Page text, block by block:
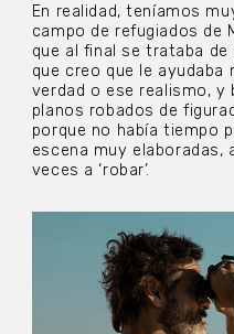
En realidad, teníamos
campo de refugiados de
que al final se trataba
que creo que le ayudaba
verdad o ese realismo, y
planos robados de
porque no había tiempo
escena muy elaboradas,
veces a ‘robar’.